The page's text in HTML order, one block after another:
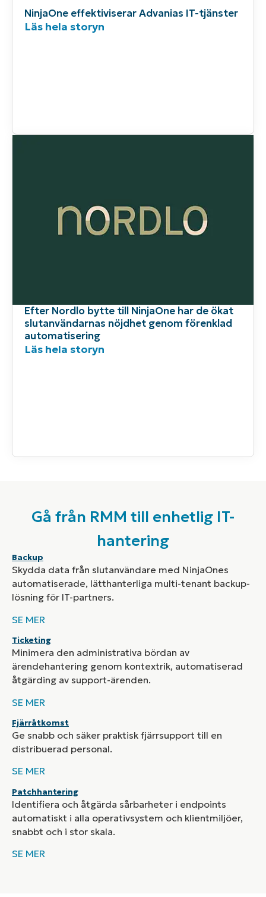
NinjaOne effektiviserar Advanias IT-tjänster
Läs hela storyn
Efter Nordlo bytte till NinjaOne har de ökat
slutanvändarnas nöjdhet genom förenklad
automatisering
Läs hela storyn
Gå från RMM till enhetlig IT-
hantering
Backup
Skydda data från slutanvändare med NinjaOnes
automatiserade, lätthanterliga multi-tenant backup-
lösning för IT-partners.
SE MER
Ticketing
Minimera den administrativa bördan av
ärendehantering genom kontextrik, automatiserad
åtgärding av support-ärenden.
SE MER
Fjärråtkomst
Ge snabb och säker praktisk fjärrsupport till en
distribuerad personal.
SE MER
Patchhantering
Identifiera och åtgärda sårbarheter i endpoints
automatiskt i alla operativsystem och klientmiljöer,
snabbt och i stor skala.
SE MER